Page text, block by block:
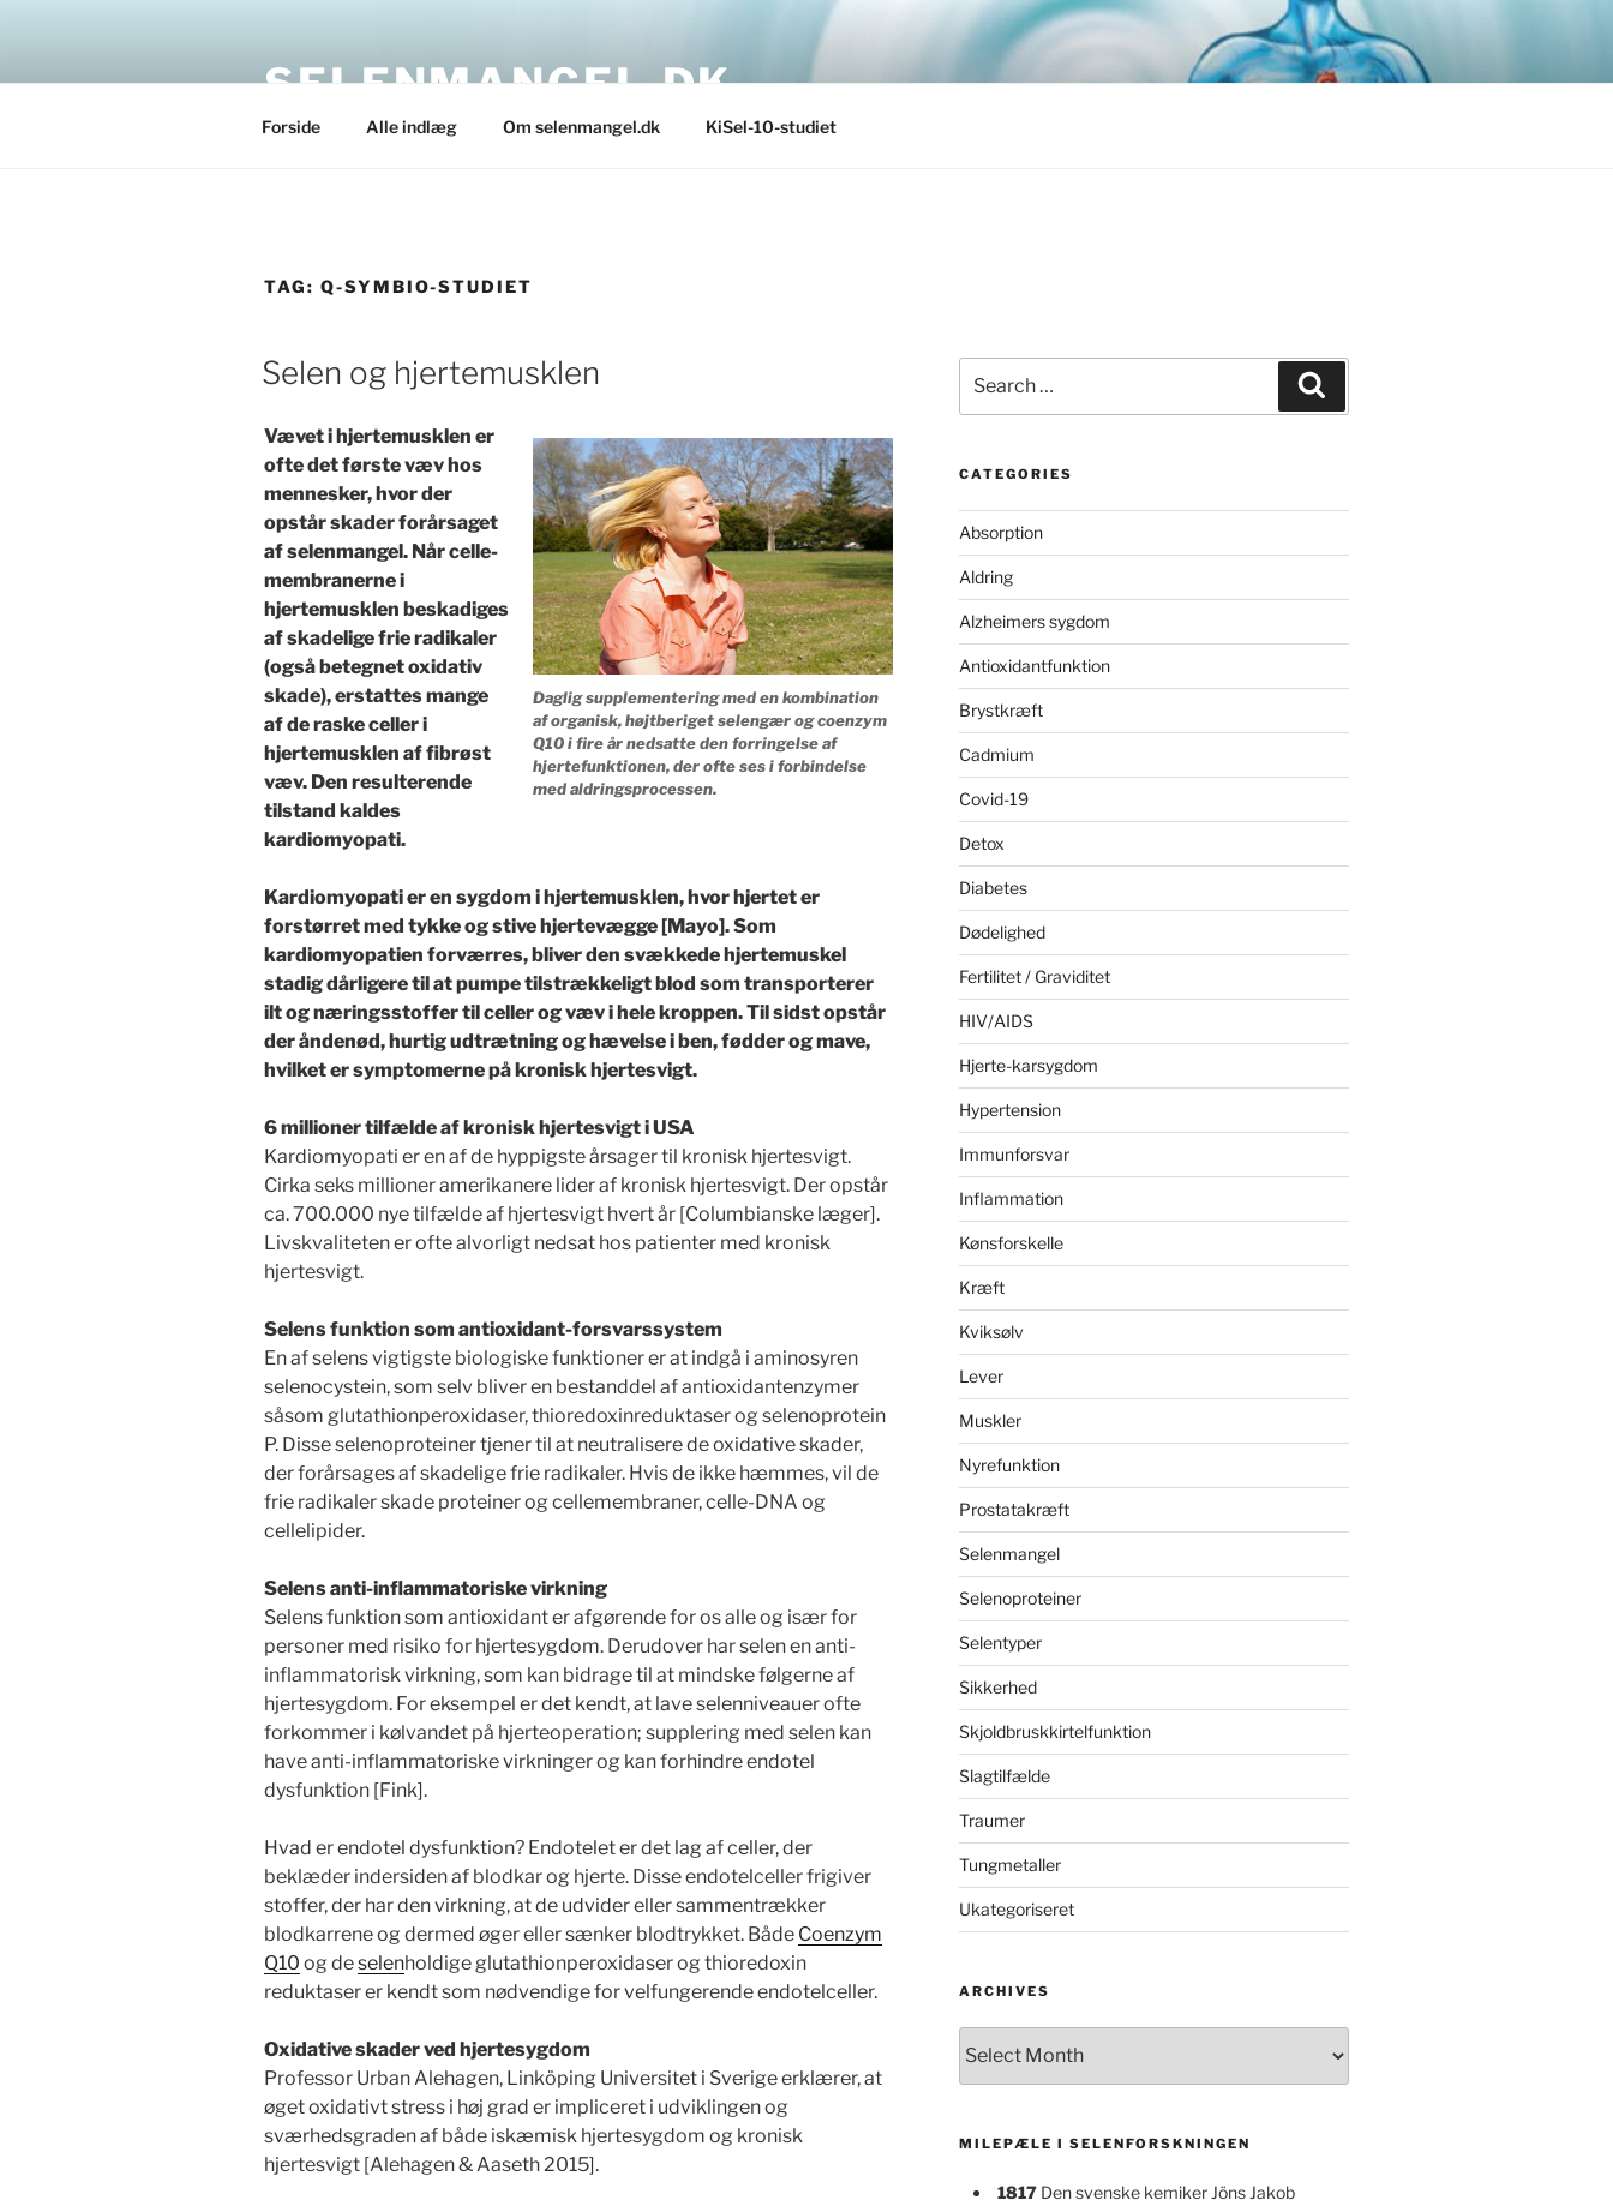
SELENMANGEL.DK
Forside Alle indlæg Om selenmangel.dk KiSel-10-studiet
TAG: Q-SYMBIO-STUDIET
POSTED
ON
Selen og hjertemusklen
Daglig supplementering med en kombination
af organisk, højtberiget selengær og coenzym
Q10 i fire år nedsatte den forringelse af
hjertefunktionen, der ofte ses i forbindelse
med aldringsprocessen.
Vævet i hjertemusklen er
ofte det første væv hos
mennesker, hvor der
opstår skader forårsaget
af selenmangel. Når celle-
membranerne i
hjertemusklen beskadiges
af skadelige frie radikaler
(også betegnet oxidativ
skade), erstattes mange
af de raske celler i
hjertemusklen af fibrøst
væv. Den resulterende
tilstand kaldes
kardiomyopati.
Kardiomyopati er en sygdom i hjertemusklen, hvor hjertet er
forstørret med tykke og stive hjertevægge [Mayo]. Som
kardiomyopatien forværres, bliver den svækkede hjertemuskel
stadig dårligere til at pumpe tilstrækkeligt blod som transporterer
ilt og næringsstoffer til celler og væv i hele kroppen. Til sidst opstår
der åndenød, hurtig udtrætning og hævelse i ben, fødder og mave,
hvilket er symptomerne på kronisk hjertesvigt.
6 millioner tilfælde af kronisk hjertesvigt i USA
Kardiomyopati er en af de hyppigste årsager til kronisk hjertesvigt.
Cirka seks millioner amerikanere lider af kronisk hjertesvigt. Der opstår
ca. 700.000 nye tilfælde af hjertesvigt hvert år [Columbianske læger].
Livskvaliteten er ofte alvorligt nedsat hos patienter med kronisk
hjertesvigt.
Selens funktion som antioxidant-forsvarssystem
En af selens vigtigste biologiske funktioner er at indgå i aminosyren
selenocystein, som selv bliver en bestanddel af antioxidantenzymer
såsom glutathionperoxidaser, thioredoxinreduktaser og selenoprotein
P. Disse selenoproteiner tjener til at neutralisere de oxidative skader,
der forårsages af skadelige frie radikaler. Hvis de ikke hæmmes, vil de
frie radikaler skade proteiner og cellemembraner, celle-DNA og
cellelipider.
Selens anti-inflammatoriske virkning
Selens funktion som antioxidant er afgørende for os alle og især for
personer med risiko for hjertesygdom. Derudover har selen en anti-
inflammatorisk virkning, som kan bidrage til at mindske følgerne af
hjertesygdom. For eksempel er det kendt, at lave selenniveauer ofte
forkommer i kølvandet på hjerteoperation; supplering med selen kan
have anti-inflammatoriske virkninger og kan forhindre endotel
dysfunktion [Fink].
Hvad er endotel dysfunktion? Endotelet er det lag af celler, der
beklæder indersiden af blodkar og hjerte. Disse endotelceller frigiver
stoffer, der har den virkning, at de udvider eller sammentrækker
blodkarrene og dermed øger eller sænker blodtrykket. Både Coenzym
Q10 og deselenholdige glutathionperoxidaser og thioredoxin
reduktaser er kendt som nødvendige for velfungerende endotelceller.
Oxidative skader ved hjertesygdom
Professor Urban Alehagen, Linköping Universitet i Sverige erklærer, at
øget oxidativt stress i høj grad er impliceret i udviklingen og
sværhedsgraden af både iskæmisk hjertesygdom og kronisk
hjertesvigt [Alehagen & Aaseth 2015].
for:
CATEGORIES
Absorption
Aldring
Alzheimers sygdom
Antioxidantfunktion
Brystkræft
Cadmium
Covid-19
Detox
Diabetes
Dødelighed
Fertilitet / Graviditet
HIV/AIDS
Hjerte-karsygdom
Hypertension
Immunforsvar
Inflammation
Kønsforskelle
Kræft
Kviksølv
Lever
Muskler
Nyrefunktion
Prostatakræft
Selenmangel
Selenoproteiner
Selentyper
Sikkerhed
Skjoldbruskkirtelfunktion
Slagtilfælde
Traumer
Tungmetaller
Ukategoriseret
ARCHIVES
MILEPÆLE I SELENFORSKNINGEN
1817Den svenske kemiker Jöns Jakob